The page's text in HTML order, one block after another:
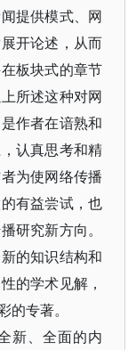
提供模式、网
开论述，从而
板块式的章节
所述这种对网
作者在谙熟和
认真思考和精
为使网络传播
有益尝试，也
研究新方向。
的知识结构和
的学术见解，
专著。
新、全面的内